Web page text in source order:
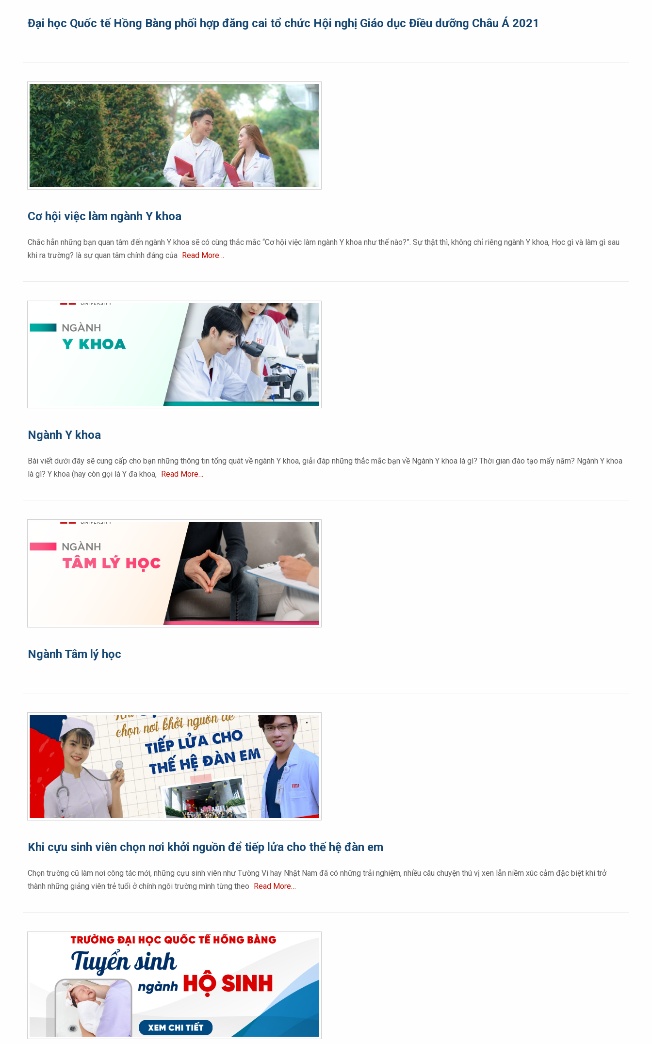
Đại học Quốc tế Hồng Bàng phối hợp đăng cai tổ chức Hội nghị Giáo dục Điều dưỡng Châu Á 2021
Cơ hội việc làm ngành Y khoa
Chắc hẳn những bạn quan tâm đến ngành Y khoa sẽ có cùng thắc mắc “Cơ hội việc làm ngành Y khoa như thế nào?”. Sự thật thì, không chỉ riêng ngành Y khoa, Học gì và làm gì sau
khi ra trường? là sự quan tâm chính đáng của Read More…
Ngành Y khoa
Bài viết dưới đây sẽ cung cấp cho bạn những thông tin tổng quát về ngành Y khoa, giải đáp những thắc mắc bạn về Ngành Y khoa là gì? Thời gian đào tạo mấy năm? Ngành Y khoa
là gì? Y khoa (hay còn gọi là Y đa khoa,
Read More…
Ngành Tâm lý học
Khi cựu sinh viên chọn nơi khởi nguồn để tiếp lửa cho thế hệ đàn em
Chọn trường cũ làm nơi công tác mới, những cựu sinh viên như Tường Vi hay Nhật Nam đã có những trải nghiệm, nhiều câu chuyện thú vị xen lẫn niềm xúc cảm đặc biệt khi trở
thành những giảng viên trẻ tuổi ở chính ngôi trường mình từng theo Read More…